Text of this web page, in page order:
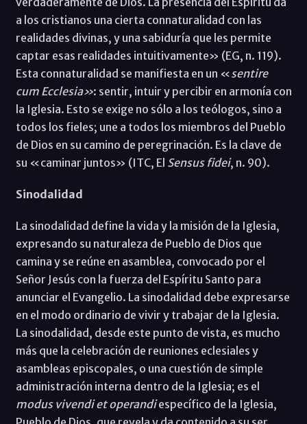
a los cristianos una cierta connaturalidad con las
realidades divinas, y una sabiduría que les permite
captar esas realidades intuitivamente» (EG, n. 119).
Esta connaturalidad se manifiesta en un «sentire
cum Ecclesia»: sentir, intuir y percibir en armonía con
la Iglesia. Esto se exige no sólo a los teólogos, sino a
todos los fieles; une a todos los miembros del Pueblo
de Dios en su camino de peregrinación. Es la clave de
su «caminar juntos» (ITC, El Sensus fidei, n. 90).
Sinodalidad
La sinodalidad define la vida y la misión de la Iglesia,
expresando su naturaleza de Pueblo de Dios que
camina y se reúne en asamblea, convocado por el
Señor Jesús con la fuerza del Espíritu Santo para
anunciar el Evangelio. La sinodalidad debe expresarse
en el modo ordinario de vivir y trabajar de la Iglesia.
La sinodalidad, desde este punto de vista, es mucho
más que la celebración de reuniones eclesiales y
asambleas episcopales, o una cuestión de simple
administración interna dentro de la Iglesia; es el
modus vivendi et operandiespecífico de la Iglesia,